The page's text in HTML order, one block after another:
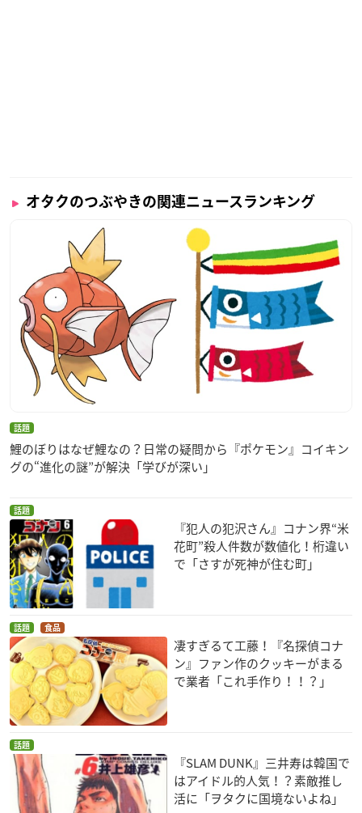
オタクのつぶやきの関連ニュースランキング
話題
鯉のぼりはなぜ鯉なの？日常の疑問から『ポケモン』コイキン
グの“進化の謎”が解決「学びが深い」
話題
『犯人の犯沢さん』コナン界“米
花町”殺人件数が数値化！桁違い
で「さすが死神が住む町」
話題 食品
凄すぎるて工藤！『名探偵コナ
ン』ファン作のクッキーがまる
で業者「これ手作り！！？」
話題
『SLAM DUNK』三井寿は韓国で
はアイドル的人気！？素敵推し
活に「ヲタクに国境ないよね」